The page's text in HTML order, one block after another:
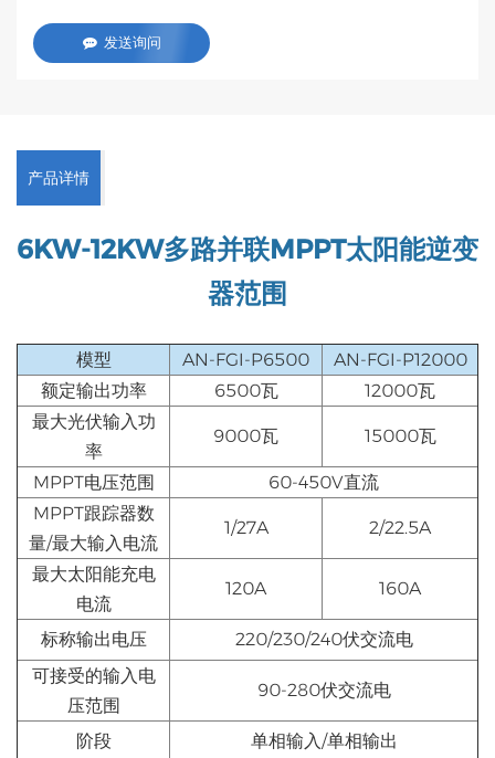
发送询问
产品详情
6KW-12KW多路并联MPPT太阳能逆变
器范围
模型 AN-FGI-P6500
AN-FGI-P12000
额定输出功率
6500瓦
12000瓦
最大光伏输入功
率
9000瓦 15000瓦
MPPT电压范围
60-450V直流
MPPT跟踪器数
量/最大输入电流
1/27A 2/22.5A
最大太阳能充电
电流
120A 160A
标称输出电压
220/230/240伏交流电
可接受的输入电
压范围
90-280伏交流电
阶段
单相输入/单相输出